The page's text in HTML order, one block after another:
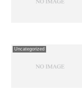
Uncategorized